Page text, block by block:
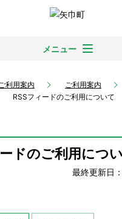
メニュー
利用案内
ご利用案内
RSSフィードのご利用について
ドのご利用につ
最終更新日